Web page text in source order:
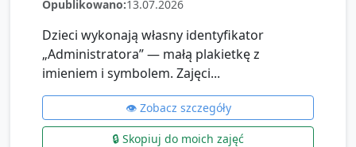
Opublikowano:13.07.2026
Dzieci wykonają własny identyfikator
„Administratora” — małą plakietkę z
imieniem i symbolem. Zajęci...
👁️ Zobacz szczegóły
🔒 Skopiuj do moich zajęć